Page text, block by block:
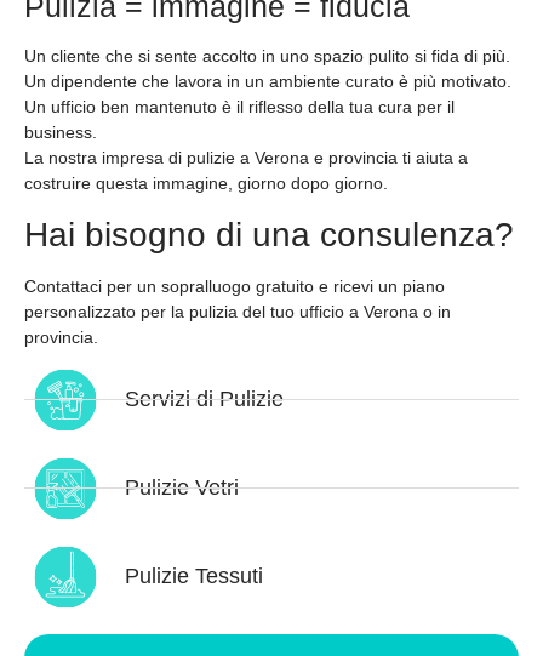
Un cliente che si sente accolto in uno spazio pulito si fida di più.
Un dipendente che lavora in un ambiente curato è più motivato.
Un ufficio ben mantenuto è il riflesso della tua cura per il
business.
La nostra impresa di pulizie a Verona e provincia ti aiuta a
costruire questa immagine, giorno dopo giorno.
Hai bisogno di una consulenza?
Contattaci per un sopralluogo gratuito e ricevi un piano
personalizzato per la pulizia del tuo ufficio a Verona o in
provincia.
Servizi di Pulizie
Pulizie Vetri
Pulizie Tessuti